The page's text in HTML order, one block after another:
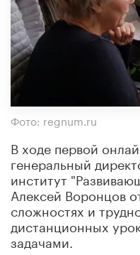
Фото: regnum.ru
В ходе первой
генеральный
институт
Алексей Воронцов
сложностях и
дистанционных
задачами.